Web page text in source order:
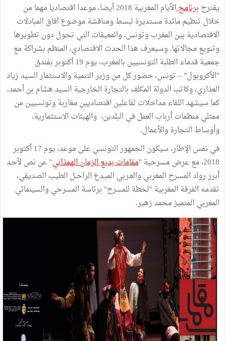
يقترح برنامج
الأيام المغربية 2018 أيضا، موعدا اقتصاديا مهما من
خلال تنظيم مائدة مستديرة لبسط ومناقشة موضوع آفاق المبادلات
الاقتصادية بين المغرب وتونس، والمعيقات التي تحول دون تطويرها
وتنويع مجالاتها. وسيعرف هذا الحدث الاقتصادي، المنظم بشراكة مع
جمعية قدماء الطلبة التونسيين بالمغرب، يوم 19 أكتوبر بفندق
"الأكروبول" – تونس، حضور كل من وزير التنمية والاستثمار السيد زياد
العذاري، وكاتب الدولة المكلف بالتجارة الخارجية السيد هشام بن أحمد،
كما سيشهد اللقاء مداخلات لفاعلين اقتصاديين مغاربة وتونسيين من
ممثلي منظمات أرباب العمل في البلدين، والهيئات الاستثمارية،
وأوساط التجارة والأعمال.
في نفس الإطار، سيكون الجمهور التونسي على موعد، يوم 17 أكتوبر
2018، مع عرض مسرحية "
مقامات بديع الزمان الهمذاني" عن نص لأحـد
أبرز رواد المسرح المغربي والعـربي المبـدع الراحــل الطيب الصديقي،
تقدمه الفرقة المغربية "لحظة للمسرح" برئاسة المسرحي والسينمائي
المغربي المتميز محمد زهير.